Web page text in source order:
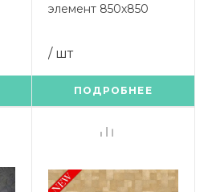
элемент 850х850
/ шт
ПОДРОБНЕЕ